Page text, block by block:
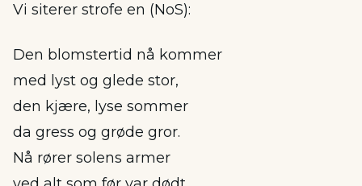
Vi siterer strofe en (NoS):
Den blomstertid nå kommer
med lyst og glede stor,
den kjære, lyse sommer
da gress og grøde gror.
Nå rører solens armer